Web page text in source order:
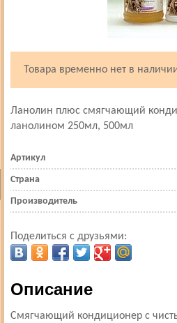
Товара временно нет в
Ланолин плюс смягчающий
ланолином 250мл, 500мл
Артикул
Страна
Производитель
Поделиться с друзьями:
Описание
Смягчающий кондиционер с